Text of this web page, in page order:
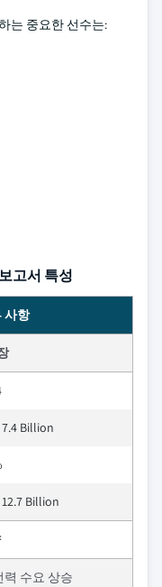
는 중요한 선수는:
고서 특성
사항
7.4 Billion
12.7 Billion
력 수요 상승